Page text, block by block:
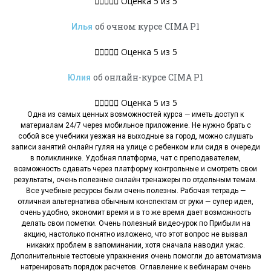
Илья об очном курсе CIMA P1
 Оценка 5 из 5
Юлия об онлайн-курсе CIMA P1
 Оценка 5 из 5
Одна из самых ценных возможностей курса — иметь доступ к
материалам 24/7 через мобильное приложение. Не нужно брать с
собой все учебники уезжая на выходные за город, можно слушать
записи занятий онлайн гуляя на улице с ребенком или сидя в очереди
в поликлинике. Удобная платформа, чат с преподавателем,
возможность сдавать через платформу контрольные и смотреть свои
результаты, очень полезные онлайн тренажеры по отдельным темам.
Все учебные ресурсы были очень полезны. Рабочая тетрадь —
отличная альтернатива обычным конспектам от руки — супер идея,
очень удобно, экономит время и в то же время дает возможность
делать свои пометки. Очень полезный видео-урок по Прибыли на
акцию, настолько понятно изложено, что этот вопрос не вызвал
никаких проблем в запоминании, хотя сначала наводил ужас.
Дополнительные тестовые упражнения очень помогли до автоматизма
натренировать порядок расчетов. Оглавление к вебинарам очень